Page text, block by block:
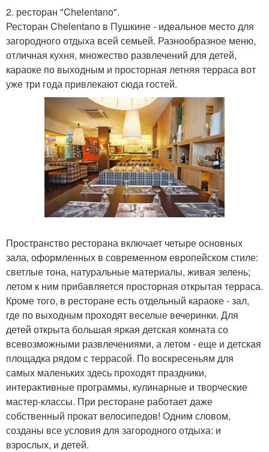
2. ресторан "Chelentano".
Ресторан Chelentano в Пушкине - идеальное место для
загородного отдыха всей семьей. Разнообразное меню,
отличная кухня, множество развлечений для детей,
караоке по выходным и просторная летняя терраса вот
уже три года привлекают сюда гостей.
Пространство ресторана включает четыре основных
зала, оформленных в современном европейском стиле:
светлые тона, натуральные материалы, живая зелень;
летом к ним прибавляется просторная открытая терраса.
Кроме того, в ресторане есть отдельный караоке - зал,
где по выходным проходят веселые вечеринки. Для
детей открыта большая яркая детская комната со
всевозможными развлечениями, а летом - еще и детская
площадка рядом с террасой. По воскресеньям для
самых маленьких здесь проходят праздники,
интерактивные программы, кулинарные и творческие
мастер-классы. При ресторане работает даже
собственный прокат велосипедов! Одним словом,
созданы все условия для загородного отдыха: и
взрослых, и детей.